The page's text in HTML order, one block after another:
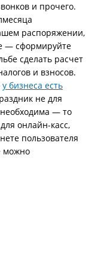
и прочего.
распоряжении,
— сформируйте
сделать расчет
и взносов.
у бизнеса есть
не для
— то
онлайн-касс,
пользователя
можно